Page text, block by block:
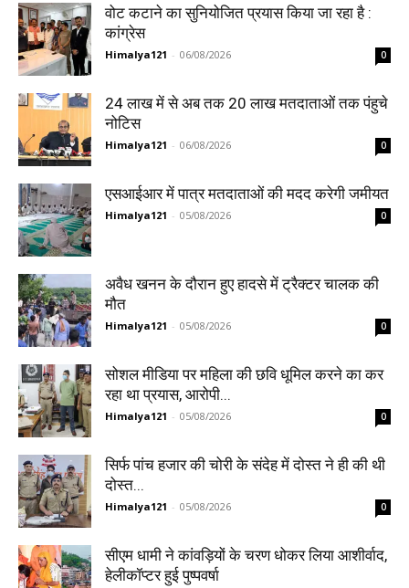
वोट कटाने का सुनियोजित प्रयास किया जा रहा है :
कांग्रेस
Himalya121 - 06/08/2026 0
24 लाख में से अब तक 20 लाख मतदाताओं तक पंहुचे
नोटिस
Himalya121 - 06/08/2026 0
एसआईआर में पात्र मतदाताओं की मदद करेगी जमीयत
Himalya121 - 05/08/2026 0
अवैध खनन के दौरान हुए हादसे में ट्रैक्टर चालक की
मौत
Himalya121 - 05/08/2026 0
सोशल मीडिया पर महिला की छवि धूमिल करने का कर
रहा था प्रयास, आरोपी...
Himalya121 - 05/08/2026 0
सिर्फ पांच हजार की चोरी के संदेह में दोस्त ने ही की थी
दोस्त...
Himalya121 - 05/08/2026 0
सीएम धामी ने कांवड़ियों के चरण धोकर लिया आशीर्वाद,
हेलीकॉप्टर हुई पुष्पवर्षा